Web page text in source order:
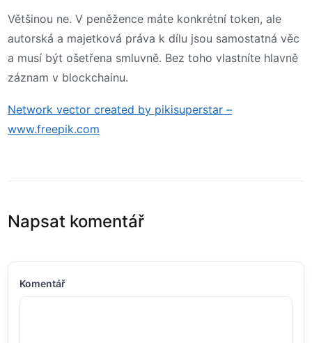
Většinou ne. V peněžence máte konkrétní token, ale
autorská a majetková práva k dílu jsou samostatná věc
a musí být ošetřena smluvně. Bez toho vlastníte hlavně
záznam v blockchainu.
Network vector created by pikisuperstar –
www.freepik.com
Napsat komentář
Komentář